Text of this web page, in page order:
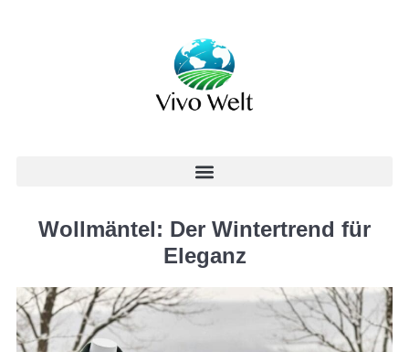
Wollmäntel: Der Wintertrend für
Eleganz